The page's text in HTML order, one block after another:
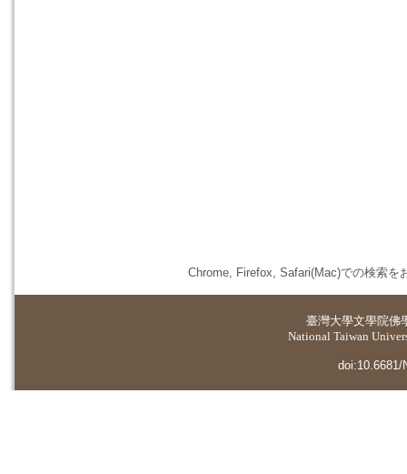
Chrome, Firefox, Safari(Mac)での検索を
臺灣大學文學院佛
National Taiwan
doi:10.6681/